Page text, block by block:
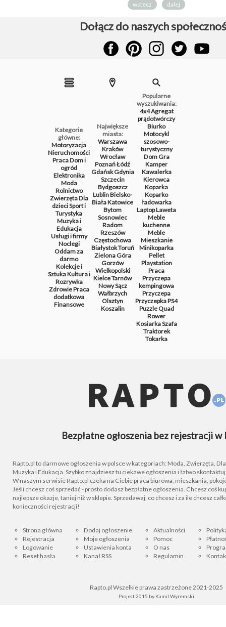
wstecz dalej
Dołącz do naszych
Kategorie
główne:
Motoryzacja
Nieruchomości
PracaDom i
ogród
Elektronika
Moda
Rolnictwo
ZwierzętaDla
dzieciSport i
Turystyka
Muzyka i
Edukacja
Usługi i firmy
Noclegi
Oddam za
darmo
Kolekcje i
SztukaKultura i
Rozrywka
ZdrowiePraca
dodatkowa
Finansowe
Największe
miasta:
Warszawa
Kraków
Wrocław
PoznańŁódź
GdańskGdynia
Szczecin
Bydgoszcz
LublinBielsko-
BiałaKatowice
Bytom
Sosnowiec
Radom
Rzeszów
Częstochowa
BiałystokToruń
Zielona Góra
Gorzów
Wielkopolski
KielceTarnów
Nowy Sącz
Wałbrzych
Olsztyn
Koszalin
Popularne
wyszukiwania:
4x4Agregat
prądotwórczy
Biurko
Motocykl
szosowo-
turystyczny
DomGra
Kamper
Kawalerka
Kierowca
Koparka
Koparko
ładowarka
LaptopLaweta
Meble
kuchenne
Meble
Mieszkanie
Minikoparka
Pellet
Playstation
Praca
Przyczepa
kempingowa
Przyczepa
PrzyczepkaPS4
PuzzleQuad
Rower
KosiarkaSzafa
Traktorek
Tokarka
Bezpłatne ogłoszenia bez rejestracji w
Rapto.pl to darmowe ogłoszenia w polsce w kategoriach: Moda, Zwierzęta, Dla
Muzyka i Edukacja. Szybko znajdziesz tu ciekawe ogłoszenia i łatwo
W naszym serwisie Rapto.pl czeka na Ciebie praca biurowa, mieszkania,
Jeśli chcesz coś sprzedać - prosto dodasz bezpłatne ogłoszenia. Chcesz coś
najlepsze okazje, taniej niż w sklepie. Sprzedawaj, co chcesz i za ile chcesz
konieczności rejestracji!
Strona główna
Rejestracja
Logowanie
Reset hasła
Dodaj ogłoszenie
Moje ogłoszenia
Ustawienia konta
Kanał RSS
Aktualności
Pomoc
O nas
Regulamin
Rapto.pl Wszelkie prawa zastrzeżone 2021-2025
Project 2015 by Kamil Wyremski